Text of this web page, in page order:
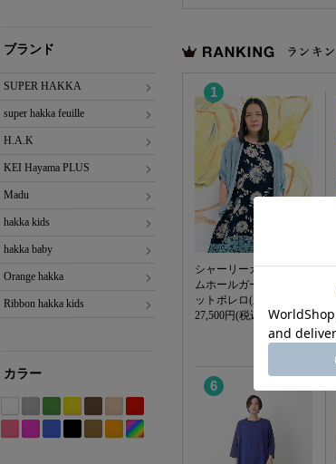
1
シャーリーカーンスリ
ムホールガーメントニ
ットボレロ(上下着用可)
27,500円(税込)
6
ブランド
SUPER HAKKA
super hakka feuille
H.A.K
KEI Hayama PLUS
Madu
hakka kids
hakka baby
Orange hakka
Ribbon hakka kids
カラー
ホ
ワ
グ
レ
グ
リ
イ
エ
ブ
ラ
ベ
ー
レ
ッ